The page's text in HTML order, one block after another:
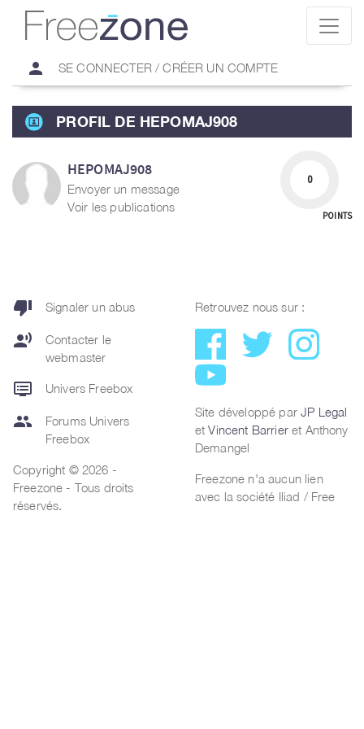
person SE CONNECTER / CRÉER UN COMPTE
PROFIL DE HEPOMAJ908
HEPOMAJ908
Envoyer un message
Voir les publications
0
POINTS
thumb_down Signaler un abus
record_voice_over
Contacter le
webmaster
dvr Univers Freebox
group
Forums Univers
Freebox
Copyright © 2026 -
Freezone - Tous droits
réservés.
Retrouvez nous sur :
Site développé parJP Legal
etVincent Barrieret Anthony
Demangel
Freezone n'a aucun lien
avec la société Iliad / Free